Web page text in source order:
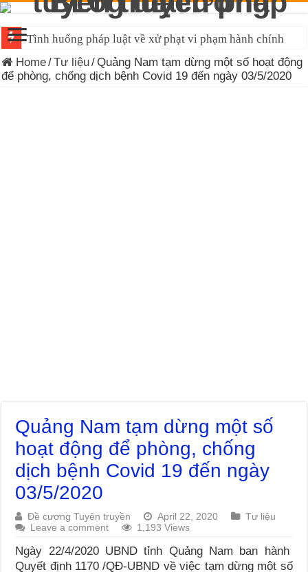
Tình huống pháp luật về xử phạt vi phạm hành chính
Home/Tư liệu/Quảng Nam tạm dừng một số hoạt động
để phòng, chống dịch bệnh Covid 19 đến ngày 03/5/2020
Quảng Nam tạm dừng một số
hoạt động để phòng, chống
dịch bệnh Covid 19 đến ngày
03/5/2020
Đề cương Tuyên truyền April 22, 2020
Tư liệu
Leave a comment
1,193 Views
Ngày 22/4/2020 UBND tỉnh Quảng Nam ban hành
Quyết định 1170 /QĐ-UBND về việc tạm dừng một số